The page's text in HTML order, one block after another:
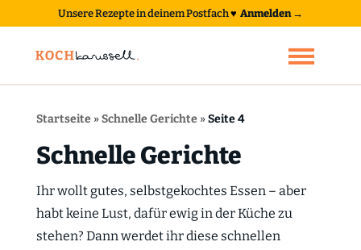
Unsere Rezepte in deinem Postfach♥ Anmelden →
Startseite»Schnelle Gerichte»Seite 4
Schnelle Gerichte
Ihr wollt gutes, selbstgekochtes Essen – aber
habt keine Lust, dafür ewig in der Küche zu
stehen? Dann werdet ihr diese schnellen